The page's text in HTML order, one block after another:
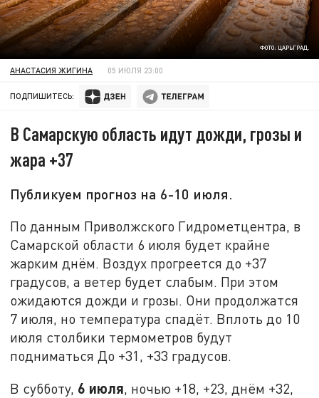
ФОТО: ЦАРЬГРАД.
АНАСТАСИЯ ЖИГИНА 05 ИЮЛЯ 23:00
ПОДПИШИТЕСЬ:
В Самарскую область идут дожди, грозы и
жара +37
Публикуем прогноз на 6-10 июля.
По данным Приволжского Гидрометцентра, в
Самарской области 6 июля будет крайне
жарким днём. Воздух прогреется до +37
градусов, а ветер будет слабым. При этом
ожидаются дожди и грозы. Они продолжатся
7 июля, но температура спадёт. Вплоть до 10
июля столбики термометров будут
подниматься До +31, +33 градусов.
В субботу, 6 июля, ночью +18, +23, днём +32,